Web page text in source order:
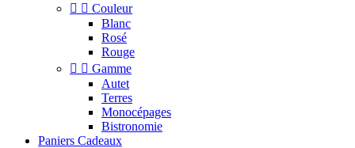
  Couleur
Blanc
Rosé
Rouge
  Gamme
Autet
Terres
Monocépages
Bistronomie
Paniers Cadeaux